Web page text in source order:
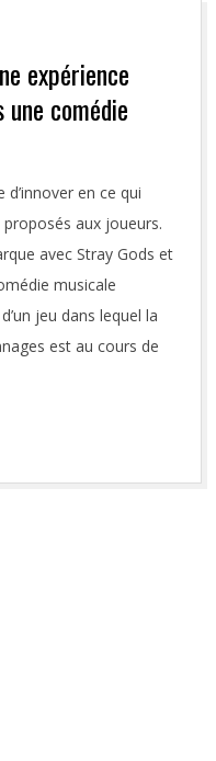
expérience
comédie
en ce qui
aux joueurs.
avec Stray Gods et
musicale
jeu dans lequel la
est au cours de